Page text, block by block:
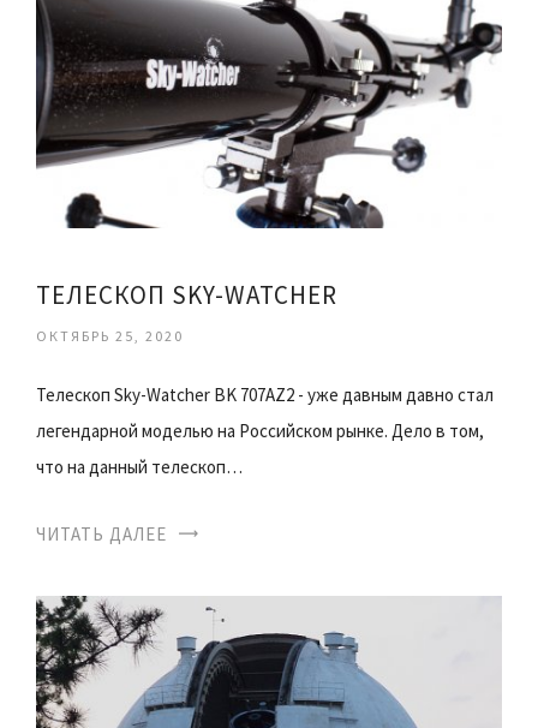
ТЕЛЕСКОП SKY-WATCHER
ОКТЯБРЬ 25, 2020
Телескоп Sky-Watcher BK 707AZ2 - уже давным давно стал
легендарной моделью на Российском рынке. Дело в том,
что на данный телескоп…
ЧИТАТЬ ДАЛЕЕ